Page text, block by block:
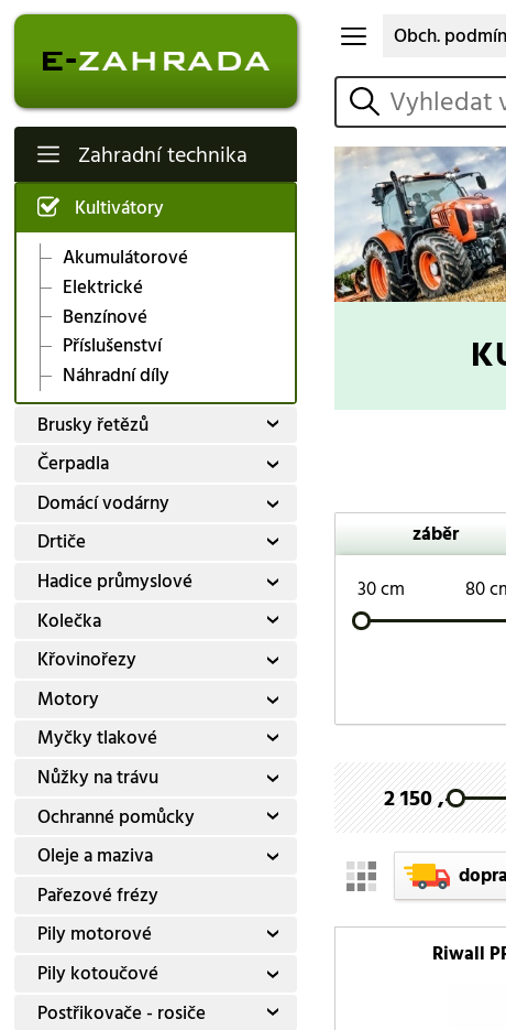
Zahradní technika
Kultivátory
Akumulátorové
Elektrické
Benzínové
Příslušenství
Náhradní díly
Brusky řetězů
Čerpadla
Domácí vodárny
Drtiče
Hadice průmyslové
Kolečka
Křovinořezy
Motory
Myčky tlakové
Nůžky na trávu
Ochranné pomůcky
Oleje a maziva
Pařezové frézy
Pily motorové
Pily kotoučové
Postřikovače - rosiče
Obch.
vyhledat
záběr
30 cm
80
2 150 ,-
Riwall